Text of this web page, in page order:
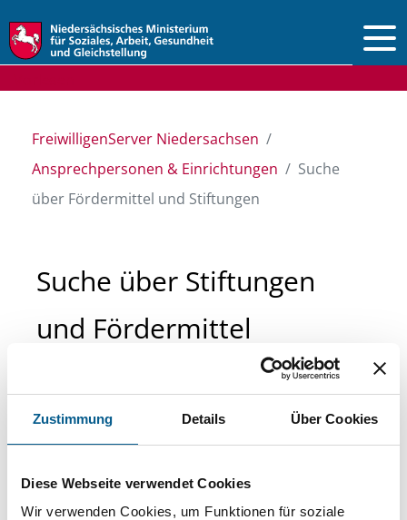
Zustimmung Details Über Cookies
Diese Webseite verwendet Cookies
Wir verwenden Cookies, um Funktionen für soziale
FreiwilligenServer Niedersachsen
Ansprechpersonen & Einrichtungen
Suche
über Fördermittel und Stiftungen
Suche über Stiftungen
und Fördermittel
Sie suchen finanzielle Unterstützung für ein
Projekt oder ein Vorhaben? Hier können Sie
direkt über unsere Fördermitteldatenbank und
Stiftungsdatenbank recherchieren. Bei der
Suche bitte die Groß- und Kleinschreibung